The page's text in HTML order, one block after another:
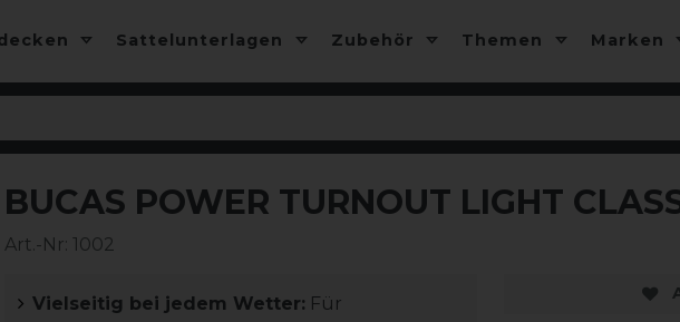
Sattelunterlagen Zubehör Themen Marken
BUCAS POWER TURNOUT LIGHT
Art.-Nr: 1002
Vielseitig bei jedem Wetter: Für